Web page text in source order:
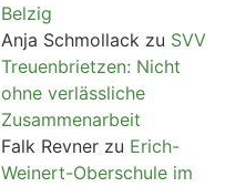
Belzig
Anja Schmollack zu SVV
Treuenbrietzen: Nicht
ohne verlässliche
Zusammenarbeit
Falk Revner zu Erich-
Weinert-Oberschule im